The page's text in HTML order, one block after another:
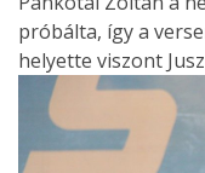
próbálta, így a
helyette viszont